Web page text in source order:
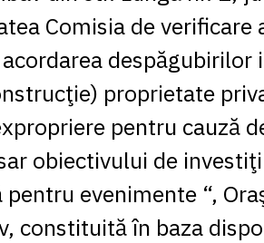
Comisia de verificare
despăgubirilor
proprietate
pentru cauză
obiectivului de
evenimente “,
constituită în baza